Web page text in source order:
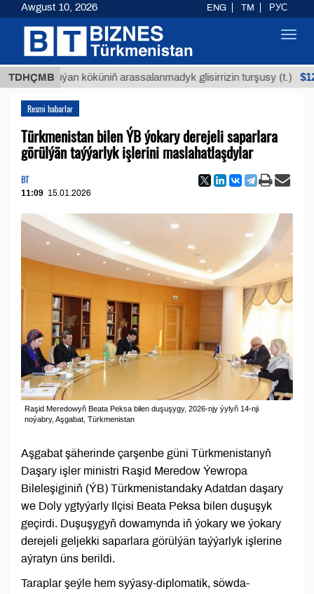
TDHÇMB
Buýan köküniň arassalanmadyk glisirrizin turşusy (t.)
Resmi habarlar
Türkmenistan bilen ÝB ýokary derejeli saparlara
görülýän taýýarlyk işlerini maslahatlaşdylar
BT
11:09 15.01.2026
Raşid Meredowyň Beata Peksa bilen duşuşygy, 2026-njy ýylyň 14-nji
noýabry, Aşgabat, Türkmenistan
Aşgabat şäherinde çarşenbe güni Türkmenistanyň
Daşary işler ministri Raşid Meredow Ýewropa
Bileleşiginiň (ÝB) Türkmenistandaky Adatdan daşary
we Doly ygtyýarly Ilçisi Beata Peksa bilen duşuşyk
geçirdi. Duşuşygyň dowamynda iň ýokary we ýokary
derejeli geljekki saparlara görülýän taýýarlyk işlerine
aýratyn üns berildi.
Taraplar şeýle hem syýasy-diplomatik, söwda-
Awgust 10, 2026 ENG TM РУС